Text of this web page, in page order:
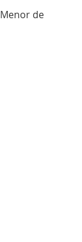
Menor de